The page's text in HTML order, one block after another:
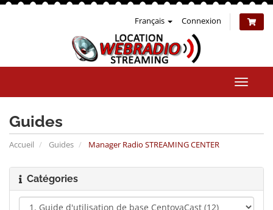
Français Connexion
la
Guides
Accueil Guides Manager Radio STREAMING CENTER
Catégories